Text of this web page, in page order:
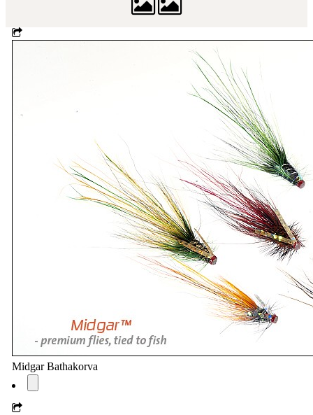
Midgar Bathakorva